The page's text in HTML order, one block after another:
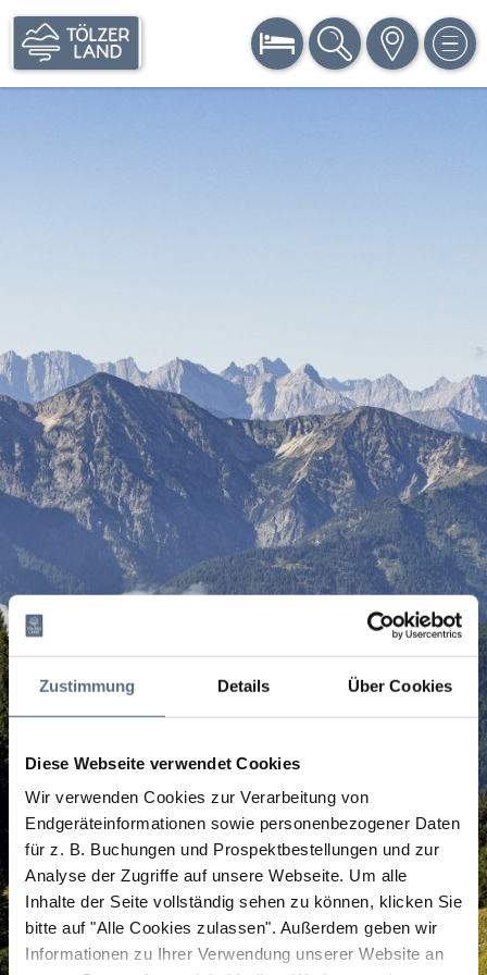
Zustimmung Details Über Cookies
Diese Webseite verwendet Cookies
Wir verwenden Cookies zur Verarbeitung von
Endgeräteinformationen sowie personenbezogener Daten
für z. B. Buchungen und Prospektbestellungen und zur
Analyse der Zugriffe auf unsere Webseite. Um alle
Inhalte der Seite vollständig sehen zu können, klicken Sie
bitte auf "Alle Cookies zulassen". Außerdem geben wir
Informationen zu Ihrer Verwendung unserer Website an
BUCHEN SUCHE KARTE MENÜ